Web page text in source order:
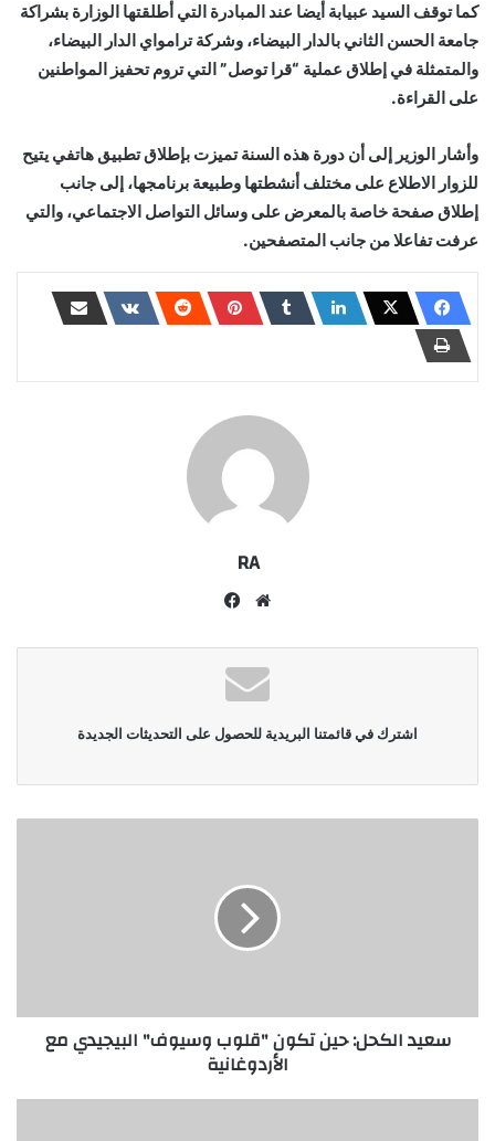
كما توقف السيد عبيابة أيضا عند المبادرة التي أطلقتها الوزارة بشراكة
جامعة الحسن الثاني بالدار البيضاء، وشركة ترامواي الدار البيضاء،
والمتمثلة في إطلاق عملية “قرا توصل” التي تروم تحفيز المواطنين
على القراءة.
وأشار الوزير إلى أن دورة هذه السنة تميزت بإطلاق تطبيق هاتفي يتيح
للزوار الاطلاع على مختلف أنشطتها وطبيعة برنامجها، إلى جانب
إطلاق صفحة خاصة بالمعرض على وسائل التواصل الاجتماعي، والتي
عرفت تفاعلا من جانب المتصفحين.
RA
موقع
اشترك في قائمتنا البريدية للحصول على التحديثات الجديدة
سعيد الكحل: حين تكون "قلوب وسيوف" البيجيدي مع
الأردوغانية